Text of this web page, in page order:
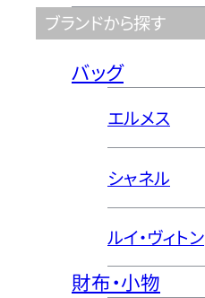
ブランドから探す
バッグ
エルメス
シャネル
ルイ・ヴィトン
財布・小物